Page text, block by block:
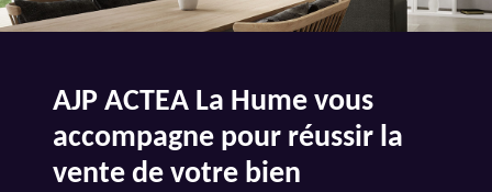
AJP ACTEA La Hume vous
accompagne pour réussir la
vente de votre bien